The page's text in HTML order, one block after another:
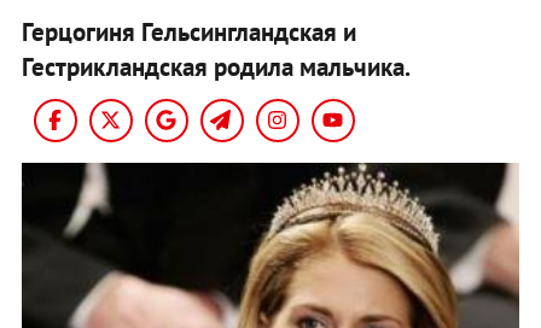
Герцогиня Гельсингландская и
Гестрикландская родила мальчика.